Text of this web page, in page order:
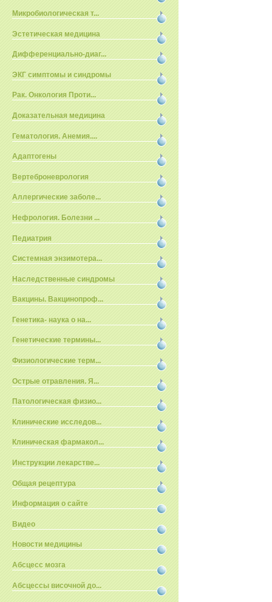
Микробиологическая т...
Эстетическая медицина
Дифференциально-диаг...
ЭКГ симптомы и синдромы
Рак. Онкология Проти...
Доказательная медицина
Гематология. Анемия....
Адаптогены
Вертеброневрология
Аллергические заболе...
Нефрология. Болезни ...
Педиатрия
Системная энзимотера...
Наследственные синдромы
Вакцины. Вакцинопроф...
Генетика- наука о на...
Генетические термины...
Физиологические терм...
Острые отравления. Я...
Патологическая физио...
Клинические исследов...
Клиническая фармакол...
Инструкции лекарстве...
Общая рецептура
Информация о сайте
Видео
Новости медицины
Абсцесс мозга
Абсцессы височной до...